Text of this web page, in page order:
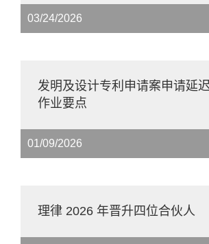
03/24/2026
发明及设计专利申请案申请延
作业要点
01/09/2026
理律 2026 年晋升四位合伙人